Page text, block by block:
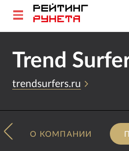
Trend
trendsurfers.ru
О КОМПАНИИ